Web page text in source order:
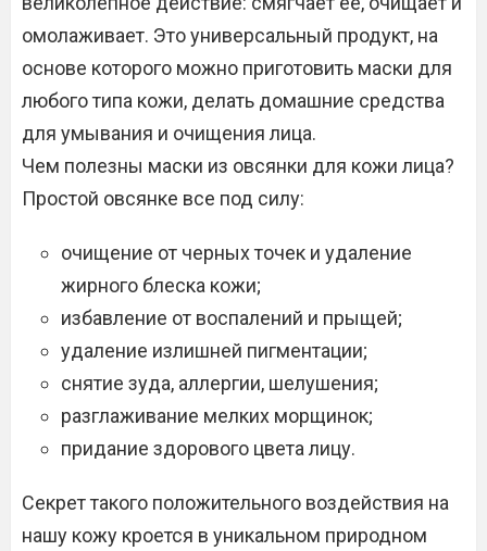
омолаживает. Это универсальный продукт, на
основе которого можно приготовить маски для
любого типа кожи, делать домашние средства
для умывания и очищения лица.
Чем полезны маски из овсянки для кожи лица?
Простой овсянке все под силу:
очищение от черных точек и удаление
жирного блеска кожи;
избавление от воспалений и прыщей;
удаление излишней пигментации;
снятие зуда, аллергии, шелушения;
разглаживание мелких морщинок;
придание здорового цвета лицу.
Секрет такого положительного воздействия на
нашу кожу кроется в уникальном природном